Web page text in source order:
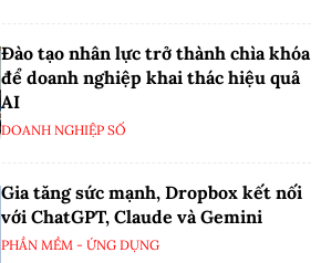
Đào tạo nhân lực trở thành chìa khóa
để doanh nghiệp khai thác hiệu quả
AI
DOANH NGHIỆP SỐ
Gia tăng sức mạnh, Dropbox kết nối
với ChatGPT, Claude và Gemini
PHẦN MỀM - ỨNG DỤNG